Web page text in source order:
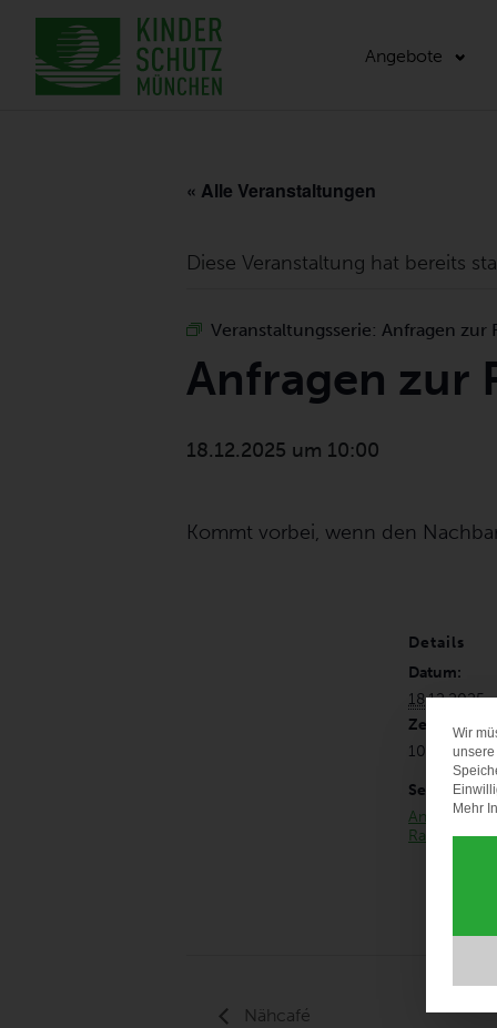
Angebote
« Alle Veranstaltungen
Diese Veranstaltung hat bereits
Veranstaltungsserie: Anfragen zur
Anfragen zur
18.12.2025 um 10:00
Kommt vorbei, wenn den
Details
Datum:
18.12.2025
Zeit:
10:00 -
Serien:
Anfragen zur
Nähcafé
Wir
unsere
Mehr